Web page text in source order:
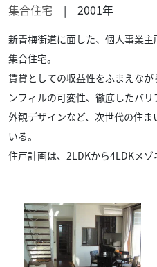
集合住宅 | 2001年
新青梅街道に面した、個人事業
集合住宅。
賃貸としての収益性をふまえな
ンフィルの可変性、 徹底したバリ
外観デザインなど、次世代の住
いる。
住戸計画は、2LDKから4LDKメゾ